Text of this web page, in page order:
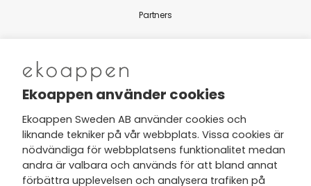
Partners
Nytt från Ekoappen
Jag har tagit del av Ekoappens
personuppgifts- och
integritetspolicyoch tar gärna del
av nyheter, hälsotips och exklusiva
Ekoappen använder cookies
Ekoappen Sweden AB använder cookies och
liknande tekniker på vår webbplats. Vissa cookies är
nödvändiga för webbplatsens funktionalitet medan
andra är valbara och används för att bland annat
förbättra upplevelsen och analysera trafiken på